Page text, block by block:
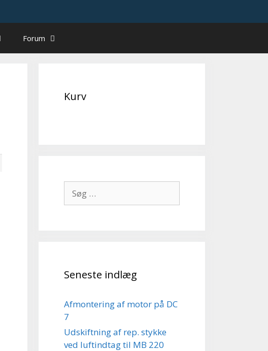
Forum
Kurv
efter:
Seneste indlæg
Afmontering af motor på DC
7
Udskiftning af rep. stykke
ved luftindtag til MB 220